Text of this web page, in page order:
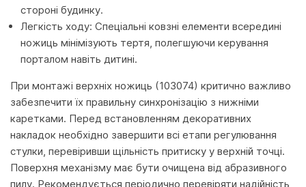
стороні будинку.
Легкість ходу: Спеціальні ковзні елементи всередині
ножиць мінімізують тертя, полегшуючи керування
порталом навіть дитині.
При монтажі верхніх ножиць (103074) критично важливо
забезпечити їх правильну синхронізацію з нижніми
каретками. Перед встановленням декоративних
накладок необхідно завершити всі етапи регулювання
стулки, перевіривши щільність притиску у верхній точці.
Поверхня механізму має бути очищена від абразивного
пилу. Рекомендується періодично перевіряти надійність